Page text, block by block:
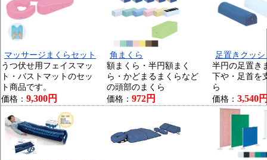
マッサージまくらセット
うつ伏せ用フェイスマッ
ト・バストマットのセッ
ト商品です。
価格： 9,300円
角まくら
額まくら・半円額まく
ら・かどまるまくらなど
の頭部のまくら
価格： 972円
足置きクッ
半円の足置き
下や・足首を
ら
価格： 3,540